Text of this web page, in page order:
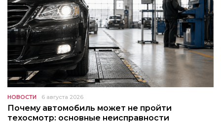
НОВОСТИ 6 августа 2026
Почему автомобиль может не пройти
техосмотр: основные неисправности